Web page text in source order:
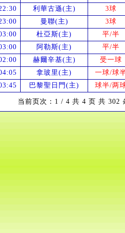
利華古遜(主)
3球
曼聯(主)
3球
杜亞斯(主)
平/半
阿勒斯(主)
平/半
赫爾辛基(主) 受一球
拿玻里(主)
一球/球
巴黎聖日門(主) 球半/两
当前页次：1 / 4 共 4 页 共